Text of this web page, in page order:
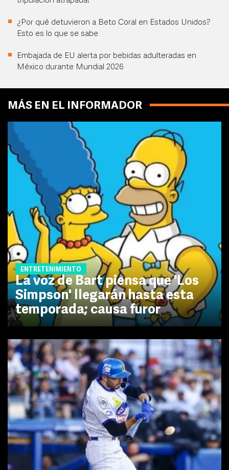
¿Por qué detuvieron a Beto Coral en Estados Unidos?
Esto es lo que se sabe
Embajada de EU alerta por bebidas adulteradas en
México durante Mundial 2026
MÁS EN EL INFORMADOR
ENTRETENIMIENTO
La voz de Bart piensa que 'Los
Simpson' llegarán hasta esta
temporada; causa furor